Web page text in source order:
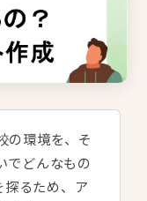
の環境を、そ
でどんなもの
探るため、ア